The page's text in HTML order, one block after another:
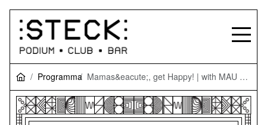
Programma Mamas&eacute;, get Happy! | with MAU &amp; SCHATJE